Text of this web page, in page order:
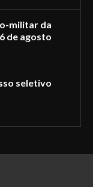
militar da
de agosto
seletivo